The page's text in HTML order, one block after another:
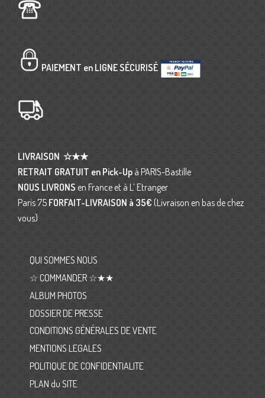
PAIEMENT en LIGNE SÉCURISÉ
LIVRAISON ☆★★
RETRAIT GRATUIT en Pick-Up à PARIS-Bastille
NOUS LIVRONS en France et à L’ Etranger
Paris 75 FORFAIT-LIVRAISON à 35€ (Livraison en bas de chez
vous)
QUI SOMMES NOUS
☆ COMMANDER ☆★★
ALBUM PHOTOS
DOSSIER DE PRESSE
CONDITIONS GÉNÉRALES DE VENTE
MENTIONS LEGALES
POLITIQUE DE CONFIDENTIALITE
PLAN du SITE